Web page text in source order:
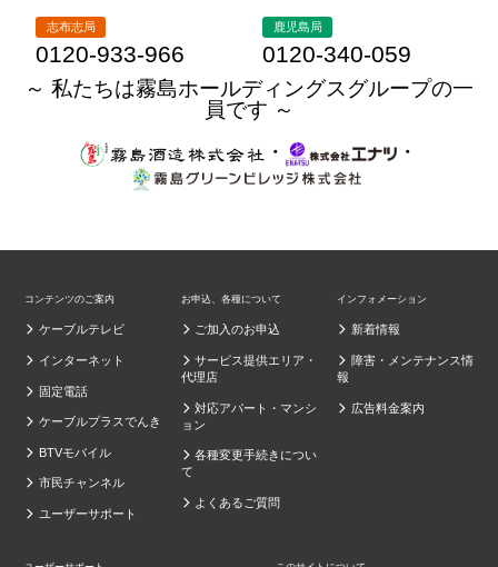
志布志局
0120-933-966
鹿児島局
0120-340-059
～ 私たちは霧島ホールディングスグループの一
員です ～
・
・
コンテンツのご案内
ケーブルテレビ
インターネット
固定電話
ケーブルプラスでんき
BTVモバイル
市民チャンネル
ユーザーサポート
お申込、各種について
ご加入のお申込
サービス提供エリア・
代理店
対応アパート・マンシ
ョン
各種変更手続きについ
て
よくあるご質問
インフォメーション
新着情報
障害・メンテナンス情
報
広告料金案内